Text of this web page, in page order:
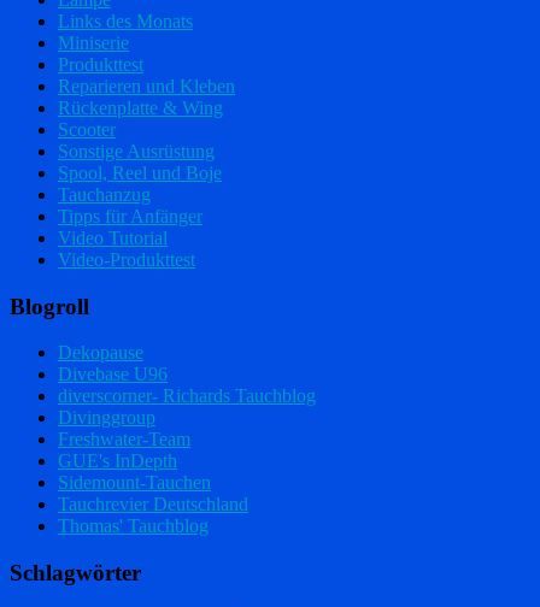
Links des Monats
Miniserie
Produkttest
Reparieren und Kleben
Rückenplatte & Wing
Scooter
Sonstige Ausrüstung
Spool, Reel und Boje
Tauchanzug
Tipps für Anfänger
Video Tutorial
Video-Produkttest
Blogroll
Dekopause
Divebase U96
diverscorner- Richards Tauchblog
Divinggroup
Freshwater-Team
GUE's InDepth
Sidemount-Tauchen
Tauchrevier Deutschland
Thomas' Tauchblog
Schlagwörter